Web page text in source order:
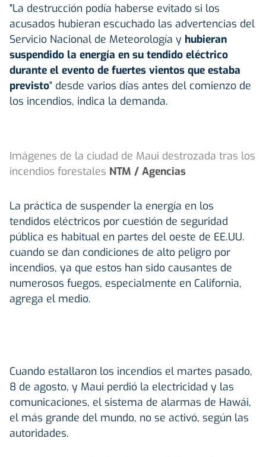
"La destrucción podía haberse evitado si los
acusados hubieran escuchado las advertencias del
Servicio Nacional de Meteorología y hubieran
suspendido la energía en su tendido eléctrico
durante el evento de fuertes vientos que estaba
previsto" desde varios días antes del comienzo de
los incendios, indica la demanda.
Imágenes de la ciudad de Maui destrozada tras los
incendios forestales NTM / Agencias
La práctica de suspender la energía en los
tendidos eléctricos por cuestión de seguridad
pública es habitual en partes del oeste de EE.UU.
cuando se dan condiciones de alto peligro por
incendios, ya que estos han sido causantes de
numerosos fuegos, especialmente en California,
agrega el medio.
Cuando estallaron los incendios el martes pasado,
8 de agosto, y Maui perdió la electricidad y las
comunicaciones, el sistema de alarmas de Hawái,
el más grande del mundo, no se activó, según las
autoridades.